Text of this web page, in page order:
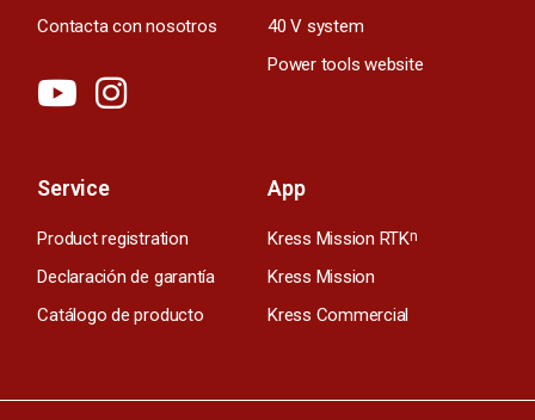
Contacta con nosotros
40 V system
Power tools website
Service
Product registration
Declaración de garantía
Catálogo de producto
App
Kress Mission RTKn
Kress Mission
Kress Commercial